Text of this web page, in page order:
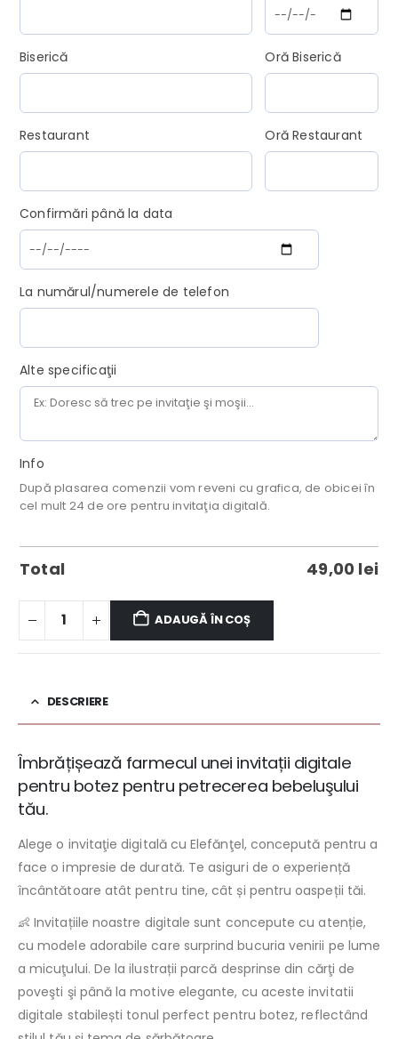
Biserică Oră Biserică
Restaurant Oră Restaurant
Confirmări până la data
La numărul/numerele de telefon
Alte specificaţii
Info
După plasarea comenzii vom reveni cu grafica, de obicei în
cel mult 24 de ore pentru invitaţia digitală.
Total 49,00 lei
ADAUGĂ ÎN COȘ
DESCRIERE
Îmbrățișează farmecul unei invitații digitale
pentru botez pentru petrecerea bebeluşului
tău.
Alege o invitaţie digitală cu Elefănţel, concepută pentru a
face o impresie de durată. Te asiguri de o experiență
încântătoare atât pentru tine, cât și pentru oaspeții tăi.
👶 Invitațiile noastre digitale sunt concepute cu atenție,
cu modele adorabile care surprind bucuria venirii pe lume
a micuţului. De la ilustrații parcă desprinse din cărţi de
poveşti şi până la motive elegante, cu aceste invitatii
digitale stabilești tonul perfect pentru botez, reflectând